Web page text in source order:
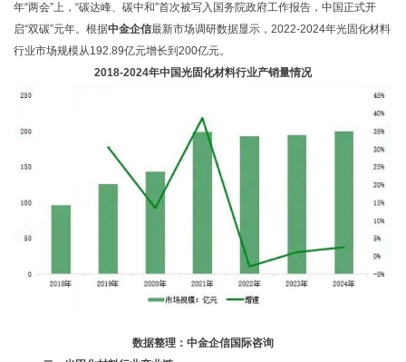
年“两会”上，“碳达峰、碳中和”首次被写入国务院政府工作报告，中国正式开
启“双碳”元年。 根据中金企信最新市场调研数据显示，2022-2024年光固化材料
行业市场规模从192.89亿元增长到200亿元。
2018-2024年中国光固化材料行业产销量情况
数据整理：中金企信国际咨询